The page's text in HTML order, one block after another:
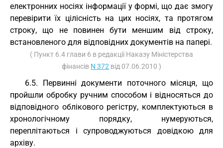
електронних носіях інформації у формі, що дає змогу
перевірити їх цілісність на цих носіях, та протягом
строку, що не повинен бути меншим від строку,
встановленого для відповідних документів на папері.
( Пункт 6.4 глави 6 в редакції Наказу Міністерства
фінансів N 372 від 07.06.2010 )
6.5. Первинні документи поточного місяця, що
пройшли обробку ручним способом і відносяться до
відповідного облікового регістру, комплектуються в
хронологічному порядку, нумеруються,
переплітаються і супроводжуються довідкою для
архіву.